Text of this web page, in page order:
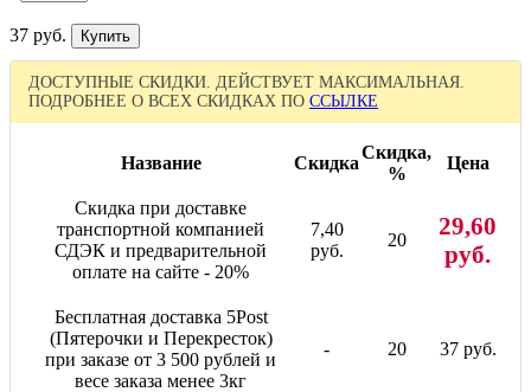
37 руб.
ДОСТУПНЫЕ СКИДКИ. ДЕЙСТВУЕТ МАКСИМАЛЬНАЯ.
ПОДРОБНЕЕ О ВСЕХ СКИДКАХ ПО ССЫЛКЕ
Название Скидка
Скидка,
%
Цена
Скидка при доставке
транспортной компанией
СДЭК и предварительной
оплате на сайте - 20%
7,40
руб.
20
29,60
руб.
Бесплатная доставка 5Post
(Пятерочки и Перекресток)
при заказе от 3 500 рублей и
весе заказа менее 3кг
- 20 37 руб.